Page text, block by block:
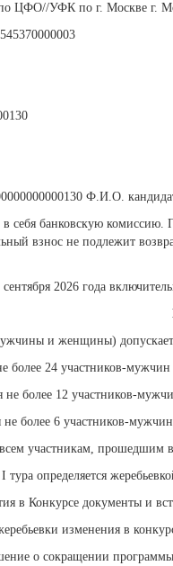
ЦФО//УФК по г. Москве г.
Ф.И.О.
себя банковскую комиссию.
взнос не подлежит
2026 года
и женщины)
более 24 участников-
не более 12 участников-
не более 6 участников-
участникам,
определяется
в Конкурсе документы и
изменения в
о сокращении